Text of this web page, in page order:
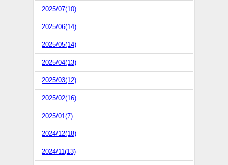
2025/07(10)
2025/06(14)
2025/05(14)
2025/04(13)
2025/03(12)
2025/02(16)
2025/01(7)
2024/12(18)
2024/11(13)